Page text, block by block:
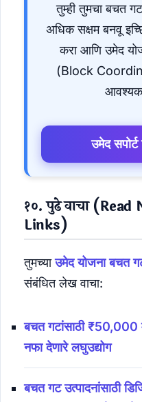
तुम्ही तुमचा बचत
अधिक सक्षम बनवू
करा आणि उमेद
(Block
आवश्यक
उमेद
१०. पुढे वाचा
Links)
तुमच्याउमेद योजना बचत
संबंधित लेख वाचा:
बचत गटांसाठी ₹50,000
नफा देणारे लघुउद्योग
बचत गट उत्पादनांसाठी